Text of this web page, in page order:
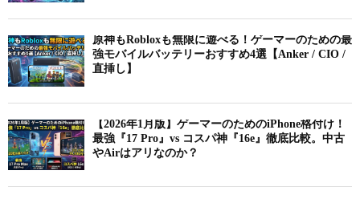
原神もRobloxも無限に遊べる！ゲーマーのための最
強モバイルバッテリーおすすめ4選【Anker / CIO /
直挿し】
【2026年1月版】ゲーマーのためのiPhone格付け！
最強『17 Pro』vs コスパ神『16e』徹底比較。中古
やAirはアリなのか？